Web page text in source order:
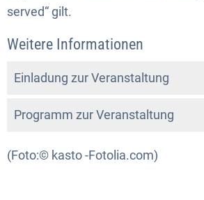
served“ gilt.
Weitere Informationen
Einladung zur Veranstaltung
Programm zur Veranstaltung
(Foto:© kasto -Fotolia.com)